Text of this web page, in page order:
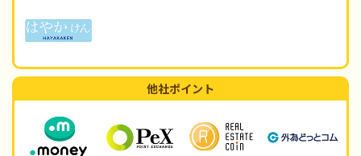
他社ポイント